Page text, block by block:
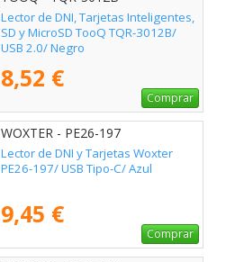
Lector de DNI, Tarjetas Inteligentes,
SD y MicroSD TooQ TQR-3012B/
USB 2.0/ Negro
8,52 €
Comprar
WOXTER - PE26-197
Lector de DNI y Tarjetas Woxter
PE26-197/ USB Tipo-C/ Azul
9,45 €
Comprar